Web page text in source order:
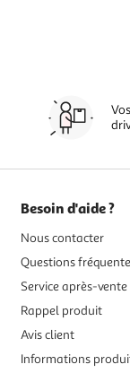
Besoin d'aide ?
Nous contacter
Questions
Service après-vente
Rappel produit
Avis client
Informations